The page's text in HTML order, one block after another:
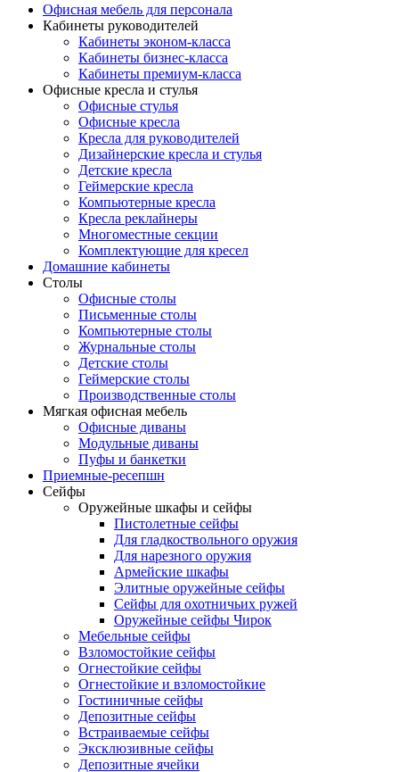
Офисная мебель для персонала
Кабинеты руководителей
Кабинеты эконом-класса
Кабинеты бизнес-класса
Кабинеты премиум-класса
Офисные кресла и стулья
Офисные стулья
Офисные кресла
Кресла для руководителей
Дизайнерские кресла и стулья
Детские кресла
Геймерские кресла
Компьютерные кресла
Кресла реклайнеры
Многоместные секции
Комплектующие для кресел
Домашние кабинеты
Столы
Офисные столы
Письменные столы
Компьютерные столы
Журнальные столы
Детские столы
Геймерские столы
Производственные столы
Мягкая офисная мебель
Офисные диваны
Модульные диваны
Пуфы и банкетки
Приемные-ресепшн
Сейфы
Оружейные шкафы и сейфы
Пистолетные сейфы
Для гладкоствольного оружия
Для нарезного оружия
Армейские шкафы
Элитные оружейные сейфы
Сейфы для охотничьих ружей
Оружейные сейфы Чирок
Мебельные сейфы
Взломостойкие сейфы
Огнестойкие сейфы
Огнестойкие и взломостойкие
Гостиничные сейфы
Депозитные сейфы
Встраиваемые сейфы
Эксклюзивные сейфы
Депозитные ячейки